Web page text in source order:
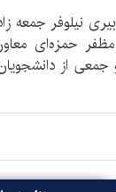
نیلوفر جمعه
مظفر حمزه‌ای
از دانشجویان